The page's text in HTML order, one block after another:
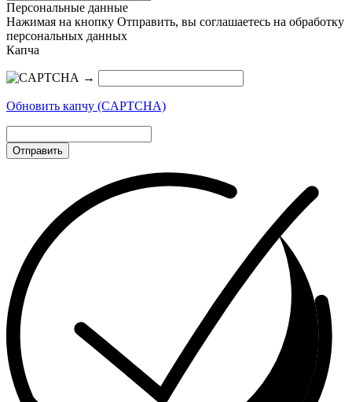
Персональные данные
Нажимая на кнопку Отправить, вы соглашаетесь на обработку
персональных данных
Капча
→
Обновить капчу (CAPTCHA)
Отправить